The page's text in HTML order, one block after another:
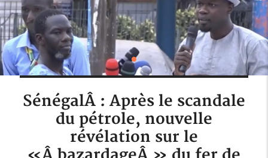
SénégalÂ : Après le scandale
du pétrole, nouvelle
révélation sur le